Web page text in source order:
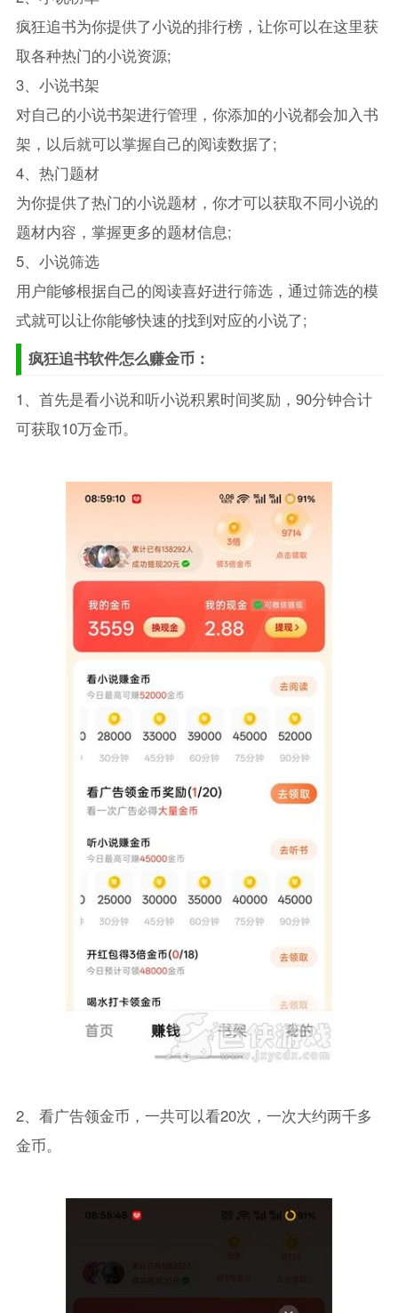
疯狂追书为你提供了小说的排行榜，让你可以在这里获
取各种热门的小说资源;
3、小说书架
对自己的小说书架进行管理，你添加的小说都会加入书
架，以后就可以掌握自己的阅读数据了;
4、热门题材
为你提供了热门的小说题材，你才可以获取不同小说的
题材内容，掌握更多的题材信息;
5、小说筛选
用户能够根据自己的阅读喜好进行筛选，通过筛选的模
式就可以让你能够快速的找到对应的小说了;
疯狂追书软件怎么赚金币：
1、首先是看小说和听小说积累时间奖励，90分钟合计
可获取10万金币。
2、看广告领金币，一共可以看20次，一次大约两千多
金币。